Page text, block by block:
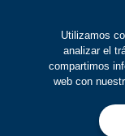
Utilizamos
analizar el
compartimos
web con
Mapa del Sitio
Trabaje con Bupa